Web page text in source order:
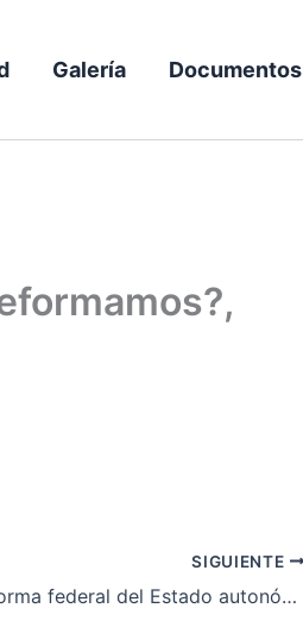
Galería Documentos
SIGUIENTE
Por una reforma federal del Estado autonómico, Carmen Calvo y Gregorio Cámara